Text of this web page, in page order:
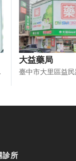
1樓
大益藥局
診所